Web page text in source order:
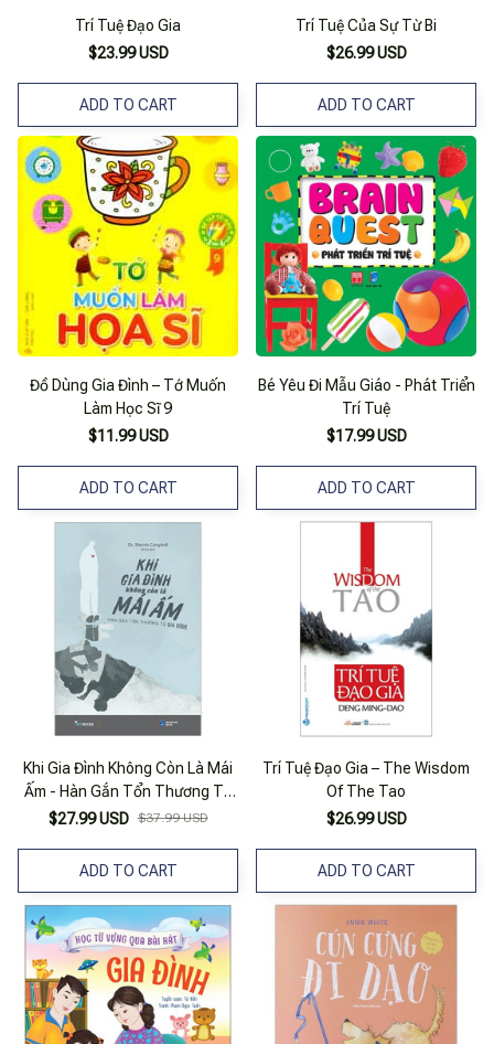
Trí Tuệ Đạo Gia
$23.99 USD
ADD TO CART
Trí Tuệ Của Sự Từ Bi
$26.99 USD
ADD TO CART
Đồ Dùng Gia Đình – Tớ Muốn
Làm Học Sĩ 9
$11.99 USD
ADD TO CART
Bé Yêu Đi Mẫu Giáo - Phát Triển
Trí Tuệ
$17.99 USD
ADD TO CART
Khi Gia Đình Không Còn Là Mái
Ấm - Hàn Gắn Tổn Thương Từ
Gia Đình
$27.99 USD $37.99 USD
ADD TO CART
Trí Tuệ Đạo Gia – The Wisdom
Of The Tao
$26.99 USD
ADD TO CART